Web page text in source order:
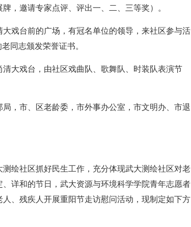
，邀请专家点评、评出一、二、三等奖）。
戏台前的广场，有冠名单位的领导，来社区参与活
同志颁发荣誉证书。
大戏台，由社区戏曲队、歌舞队、时装队表演节
，市、区老龄委，市外事办公室，市文明办、市退
绘社区抓好民生工作，充分体现武大测绘社区对老
详和的节日，武大资源与环境科学学院青年志愿者
、残疾人开展重阳节走访慰问活动，现制定如下方